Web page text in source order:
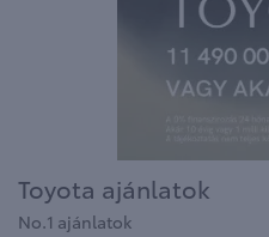
Toyota ajánlatok
No.1 ajánlatok